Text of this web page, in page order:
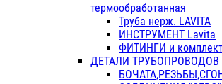
термообработанная
Труба нерж. LAVITA
ИНСТРУМЕНТ Lavita
ФИТИНГИ и
ДЕТАЛИ ТРУБОПРОВОДОВ